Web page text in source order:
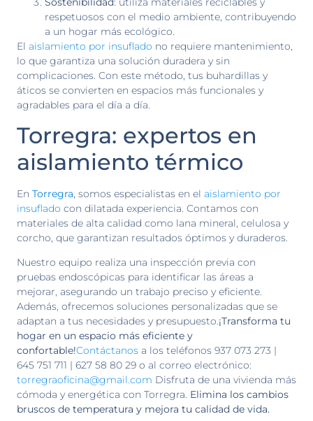
respetuosos con el medio ambiente, contribuyendo
a un hogar más ecológico.
El aislamiento por insuflado no requiere mantenimiento,
lo que garantiza una solución duradera y sin
complicaciones. Con este método, tus buhardillas y
áticos se convierten en espacios más funcionales y
agradables para el día a día.
Torregra: expertos en
aislamiento térmico
En Torregra, somos especialistas en el aislamiento por
insuflado con dilatada experiencia. Contamos con
materiales de alta calidad como lana mineral, celulosa y
corcho, que garantizan resultados óptimos y duraderos.
Nuestro equipo realiza una inspección previa con
pruebas endoscópicas para identificar las áreas a
mejorar, asegurando un trabajo preciso y eficiente.
Además, ofrecemos soluciones personalizadas que se
adaptan a tus necesidades y presupuesto.¡Transforma tu
hogar en un espacio más eficiente y
confortable!Contáctanos a los teléfonos 937 073 273 |
645 751 711 | 627 58 80 29 o al correo electrónico:
torregraoficina@gmail.com Disfruta de una vivienda más
cómoda y energética con Torregra. Elimina los cambios
bruscos de temperatura y mejora tu calidad de vida.